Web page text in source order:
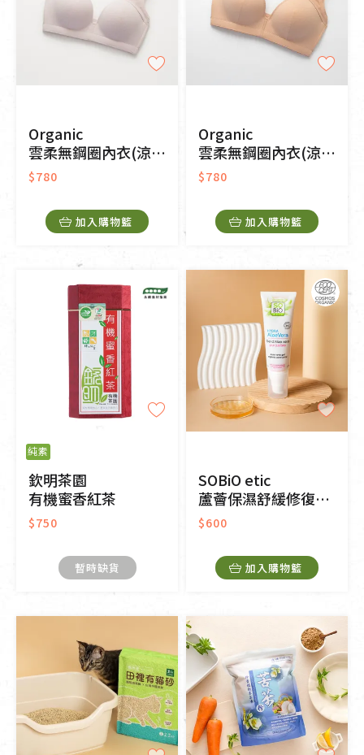
Organic
雲柔無鋼圈內衣(涼感環保)(粉芋色)
$780
加入購物籃
Organic
雲柔無鋼圈內衣(涼感環保)(淡茶色)
$780
加入購物籃
純素
欽明茶園
有機蜜香紅茶
$750
暫時缺貨
SOBiO etic
蘆薈保濕舒緩修復凝膠
$600
加入購物籃